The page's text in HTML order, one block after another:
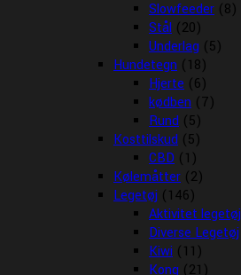
Slowfeeder (8)
Stål (20)
Underlag (5)
Hundetegn (18)
Hjerte (6)
kødben (7)
Rund (5)
Kosttilskud (5)
CBD (1)
Kølemåtter (2)
Legetøj (146)
Aktivitet legetøj
Diverse Legetøj
Kiwi (11)
Kong (21)